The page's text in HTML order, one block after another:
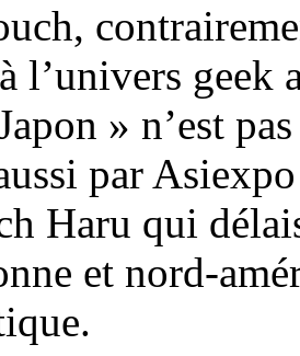
l’univers geek
» n’est
par
Haru qui
et nord-